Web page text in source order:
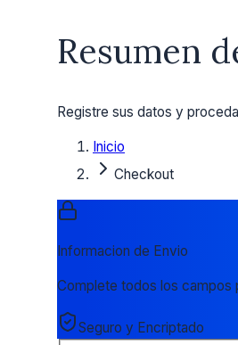
Resumen
Registre sus datos y
Inicio
Checkout
Informacion de Envio
Complete todos los campos
Seguro y Encriptado